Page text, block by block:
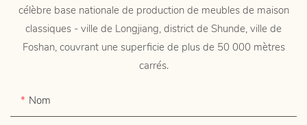
célèbre base nationale de production de meubles de maison
classiques - ville de Longjiang, district de Shunde, ville de
Foshan, couvrant une superficie de plus de 50 000 mètres
carrés.
Nom